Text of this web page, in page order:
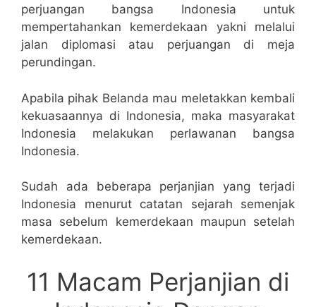
perjuangan bangsa Indonesia untuk
mempertahankan kemerdekaan yakni melalui
jalan diplomasi atau perjuangan di meja
perundingan.
Apabila pihak Belanda mau meletakkan kembali
kekuasaannya di Indonesia, maka masyarakat
Indonesia melakukan perlawanan bangsa
Indonesia.
Sudah ada beberapa perjanjian yang terjadi
Indonesia menurut catatan sejarah semenjak
masa sebelum kemerdekaan maupun setelah
kemerdekaan.
11 Macam Perjanjian di